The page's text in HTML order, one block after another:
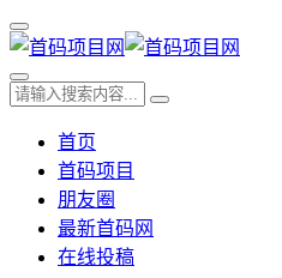
首页
首码项目
朋友圈
最新首码网
在线投稿